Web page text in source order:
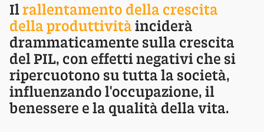
Ilrallentamento della crescita
della produttività inciderà
drammaticamente sulla crescita
del PIL, con effetti negativi che si
ripercuotono su tutta la società,
influenzando l'occupazione, il
benessere e la qualità della vita.